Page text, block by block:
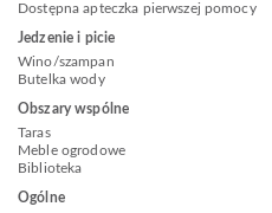
Dostępna apteczka pierwszej pomocy
Jedzenie i picie
Wino/szampan
Butelka wody
Obszary wspólne
Taras
Meble ogrodowe
Biblioteka
Ogólne